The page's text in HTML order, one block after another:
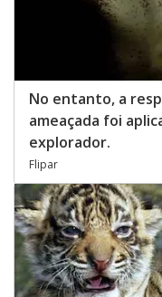
No entanto, a
ameaçada foi
explorador.
Flipar